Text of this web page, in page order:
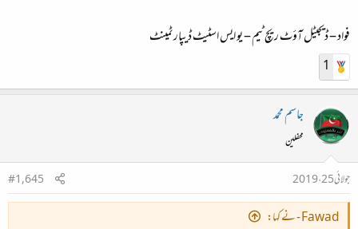
فواد – ڈيجيٹل آؤٹ ريچ ٹيم – يو ايس اسٹيٹ ڈيپارٹمينٹ
1
جاسم محمد
محفلین
جولائی 25، 2019
#1,645
Fawad - نے کہا: